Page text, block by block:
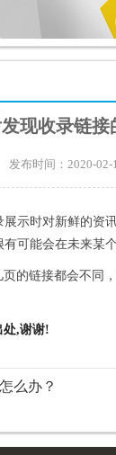
现收录链接
发布时间：2020-02-
示时对新鲜的
可能会在未来某
的链接都会不
处,谢谢!
么办？